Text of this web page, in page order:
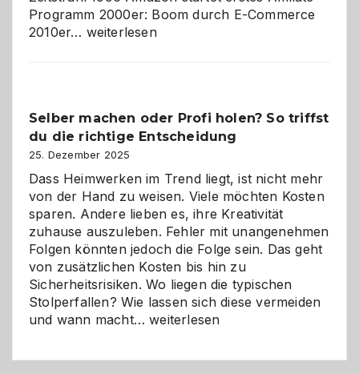
Programm 2000er: Boom durch E-Commerce
2010er… Affiliate-
Herausforderungen
und
Zukunft
weiterlesen
Selber machen oder Profi holen? So triffst
du die richtige Entscheidung
25. Dezember 2025
Dass Heimwerken im Trend liegt, ist nicht mehr
von der Hand zu weisen. Viele möchten Kosten
sparen. Andere lieben es, ihre Kreativität
zuhause auszuleben. Fehler mit unangenehmen
Folgen könnten jedoch die Folge sein. Das geht
von zusätzlichen Kosten bis hin zu
Sicherheitsrisiken. Wo liegen die typischen
Stolperfallen? Wie lassen sich diese vermeiden
und wann macht…Selber
weiterlesen